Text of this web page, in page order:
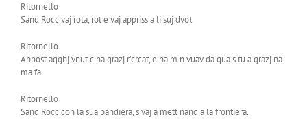
Ritornello
Sand Rocc vaj rota, rot e vaj appriss a li suj dvot
Ritornello
Appost agghj vnut c na grazj r’crcat, e na m n vuav da qua s tu a grazj na
ma fa.
Ritornello
Sand Rocc con la sua bandiera, s vaj a mett nand a la frontiera.